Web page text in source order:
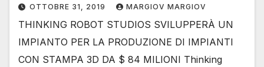
OTTOBRE 31, 2019 MARGIOV MARGIOV
THINKING ROBOT STUDIOS SVILUPPERÀ UN
IMPIANTO PER LA PRODUZIONE DI IMPIANTI
CON STAMPA 3D DA $ 84 MILIONI Thinking